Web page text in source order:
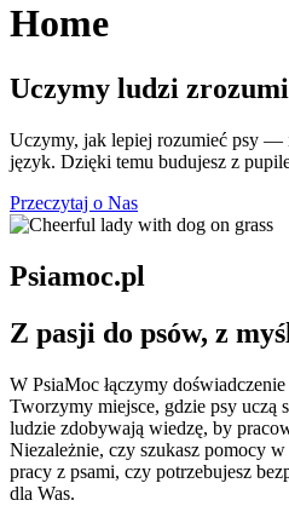
Home
Uczymy ludzi
Uczymy, jak lepiej rozumieć psy —
język. Dzięki temu budujesz z
Przeczytaj o Nas
Psiamoc.pl
Z pasji do psów, z
W PsiaMoc łączymy
Tworzymy miejsce, gdzie psy uczą
ludzie zdobywają wiedzę, by
Niezależnie, czy szukasz pomocy
pracy z psami, czy potrzebujesz
dla Was.